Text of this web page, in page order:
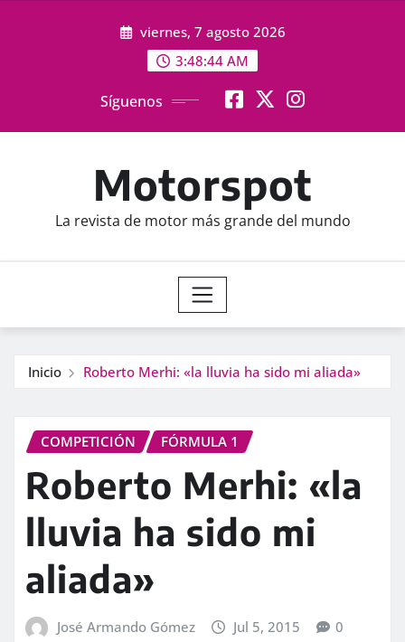
viernes, 7 agosto 2026
3:48:45 AM
Síguenos
Motorspot
La revista de motor más grande del mundo
Inicio Roberto Merhi: «la lluvia ha sido mi aliada»
COMPETICIÓN FÓRMULA 1
Roberto Merhi: «la
lluvia ha sido mi
aliada»
José Armando Gómez Jul 5, 2015 0